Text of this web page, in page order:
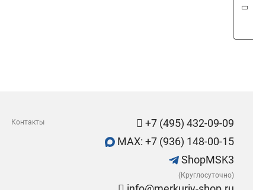
Контакты
+7 (495) 432-09-09
MAX: +7 (936) 148-00-15
ShopMSK3
(Круглосуточно)